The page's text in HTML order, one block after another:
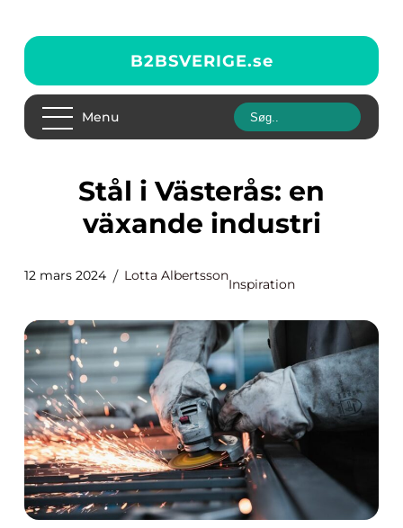
B2BSVERIGE.se
Menu
Stål i Västerås: en
växande industri
12 mars 2024 Lotta Albertsson
Inspiration